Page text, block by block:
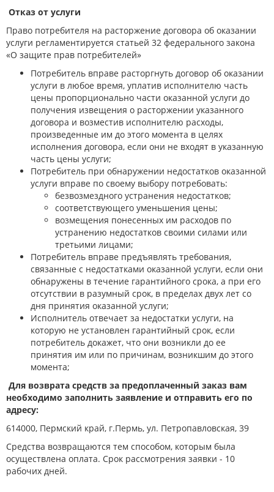
Отказ от услуги
Право потребителя на расторжение договора об оказании
услуги регламентируется статьей 32 федерального закона
«О защите прав потребителей»
Потребитель вправе расторгнуть договор об оказании
услуги в любое время, уплатив исполнителю часть
цены пропорционально части оказанной услуги до
получения извещения о расторжении указанного
договора и возместив исполнителю расходы,
произведенные им до этого момента в целях
исполнения договора, если они не входят в указанную
часть цены услуги;
Потребитель при обнаружении недостатков оказанной
услуги вправе по своему выбору потребовать:
безвозмездного устранения недостатков;
соответствующего уменьшения цены;
возмещения понесенных им расходов по
устранению недостатков своими силами или
третьими лицами;
Потребитель вправе предъявлять требования,
связанные с недостатками оказанной услуги, если они
обнаружены в течение гарантийного срока, а при его
отсутствии в разумный срок, в пределах двух лет со
дня принятия оказанной услуги;
Исполнитель отвечает за недостатки услуги, на
которую не установлен гарантийный срок, если
потребитель докажет, что они возникли до ее
принятия им или по причинам, возникшим до этого
момента;
Для возврата средств за предоплаченный заказ вам
необходимо заполнить заявление и отправить его по
адресу:
614000, Пермский край, г.Пермь, ул. Петропавловская, 39
Средства возвращаются тем способом, которым была
осуществлена оплата. Срок рассмотрения заявки - 10
рабочих дней.